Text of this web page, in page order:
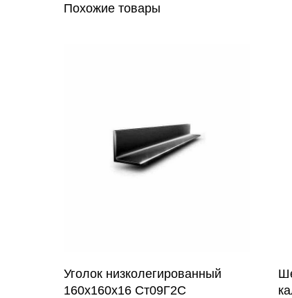
Похожие товары
Уголок низколегированный
160х160х16 Ст09Г2С